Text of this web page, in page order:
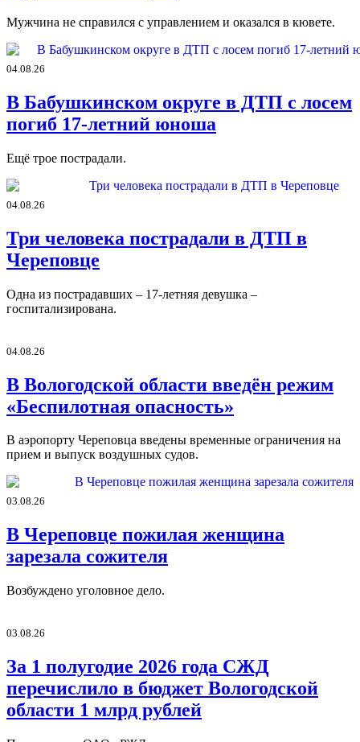
Мужчина не справился с управлением и оказался в кювете.
04.08.26
В Бабушкинском округе в ДТП с лосем
погиб 17-летний юноша
Ещё трое пострадали.
04.08.26
Три человека пострадали в ДТП в
Череповце
Одна из пострадавших – 17-летняя девушка –
госпитализирована.
04.08.26
В Вологодской области введён режим
«Беспилотная опасность»
В аэропорту Череповца введены временные ограничения на
прием и выпуск воздушных судов.
03.08.26
В Череповце пожилая женщина
зарезала сожителя
Возбуждено уголовное дело.
03.08.26
За 1 полугодие 2026 года СЖД
перечислило в бюджет Вологодской
области 1 млрд рублей